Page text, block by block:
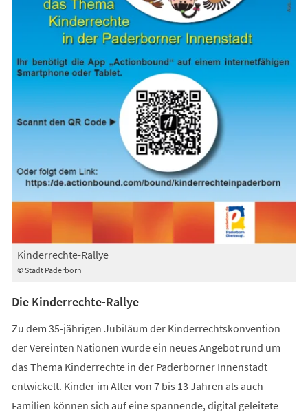
© Stadt Paderborn
Kinderrechte-Rallye
Die Kinderrechte-Rallye
Zu dem 35-jährigen Jubiläum der Kinderrechtskonvention
der Vereinten Nationen wurde ein neues Angebot rund um
das Thema Kinderrechte in der Paderborner Innenstadt
entwickelt. Kinder im Alter von 7 bis 13 Jahren als auch
Familien können sich auf eine spannende, digital geleitete